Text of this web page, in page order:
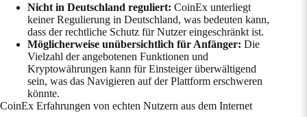
Nicht in Deutschland reguliert: CoinEx unterliegt
keiner Regulierung in Deutschland, was bedeuten kann,
dass der rechtliche Schutz für Nutzer eingeschränkt ist.
Möglicherweise unübersichtlich für Anfänger: Die
Vielzahl der angebotenen Funktionen und
Kryptowährungen kann für Einsteiger überwältigend
sein, was das Navigieren auf der Plattform erschweren
könnte.
CoinEx Erfahrungen von echten Nutzern aus dem Internet